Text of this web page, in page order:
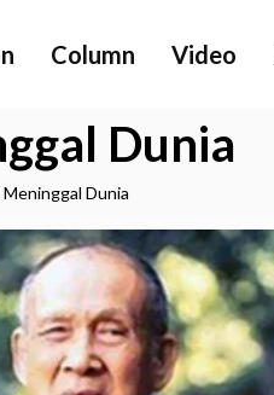
Column Video
Dunia
Dunia